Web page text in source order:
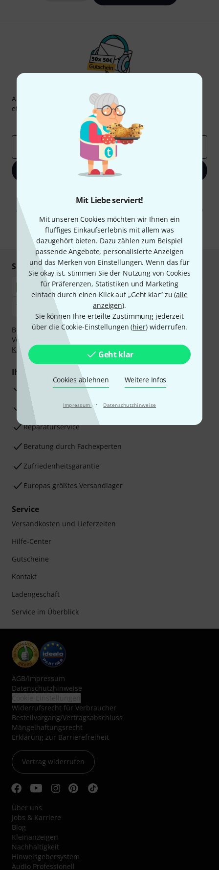
Mit Liebe serviert!
Mit unseren Cookies möchten wir Ihnen ein
fluffiges Einkaufserlebnis mit allem was
dazugehört bieten. Dazu zählen zum Beispiel
passende Angebote, personalisierte Anzeigen
und das Merken von Einstellungen. Wenn das für
Sie okay ist, stimmen Sie der Nutzung von Cookies
für Präferenzen, Statistiken und Marketing
einfach durch einen Klick auf „Geht klar“ zu (alle
anzeigen).
Sie können Ihre erteilte Zustimmung jederzeit
über die Cookie-Einstellungen (hier) widerrufen.
Geht klar
Cookies ablehnen Weitere Infos
Impressum · Datenschutzhinweise
Abonniere den Thomann Newsletter und gewinne mit
etwas Glück einen von
50 Gutscheinen
Inspirierende Beiträge
Deals
Jetzt anmelden
Werbung und einer Messung des E-Mail-Nutzungsverhaltens zu. Die
Abmeldung ist jederzeit möglich. Weitere Informationen finden Sie in
unserenDatenschutzhinweisen.
* Pflichtfeld
Sicher einkaufen & bezahlen
Bezahlen Sie vertraulich und sicher per Nachnahme,
Vorkasse, PayPal, Amazon Pay,
Klarna Ratenzahlung
oder Kreditkarte.
Ihre Vorteile
3 Jahre Thomann Garantie
30 Tage Money-Back-Garantie
Reparaturservice
Beratung durch Fachexperten
Zufriedenheitsgarantie
Europas größtes Versandlager
Service
Versandkosten und Lieferzeiten
Hilfe-Center
Gutscheine
Kontakt
Ladengeschäft
Service im Überblick
AGB/Impressum
Datenschutzhinweise
Widerrufsrecht für Verbraucher
Bestellvorgang/Vertragsabschluss
Mängelhaftungsrecht
Erklärung zur Barrierefreiheit
Vertrag widerrufen
Über uns
Jobs & Karriere
Blog
Kleinanzeigen
Nachhaltigkeit
Hinweisgebersystem
Audio Professionell